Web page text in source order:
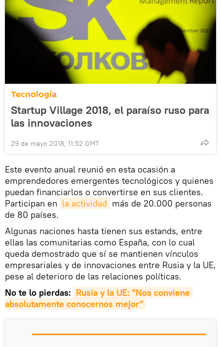
Tecnología
Startup Village 2018, el paraíso ruso para
las innovaciones
29 de mayo 2018, 11:52 GMT
Este evento anual reunió en esta ocasión a
emprendedores emergentes tecnológicos y quienes
puedan financiarlos o convertirse en sus clientes.
Participan en la actividad más de 20.000 personas
de 80 países.
Algunas naciones hasta tienen sus estands, entre
ellas las comunitarias como España, con lo cual
queda demostrado que sí se mantienen vínculos
empresariales y de innovaciones entre Rusia y la UE,
pese al deterioro de las relaciones políticas.
No te lo pierdas: Rusia y la UE: "Nos conviene
absolutamente conocernos mejor"